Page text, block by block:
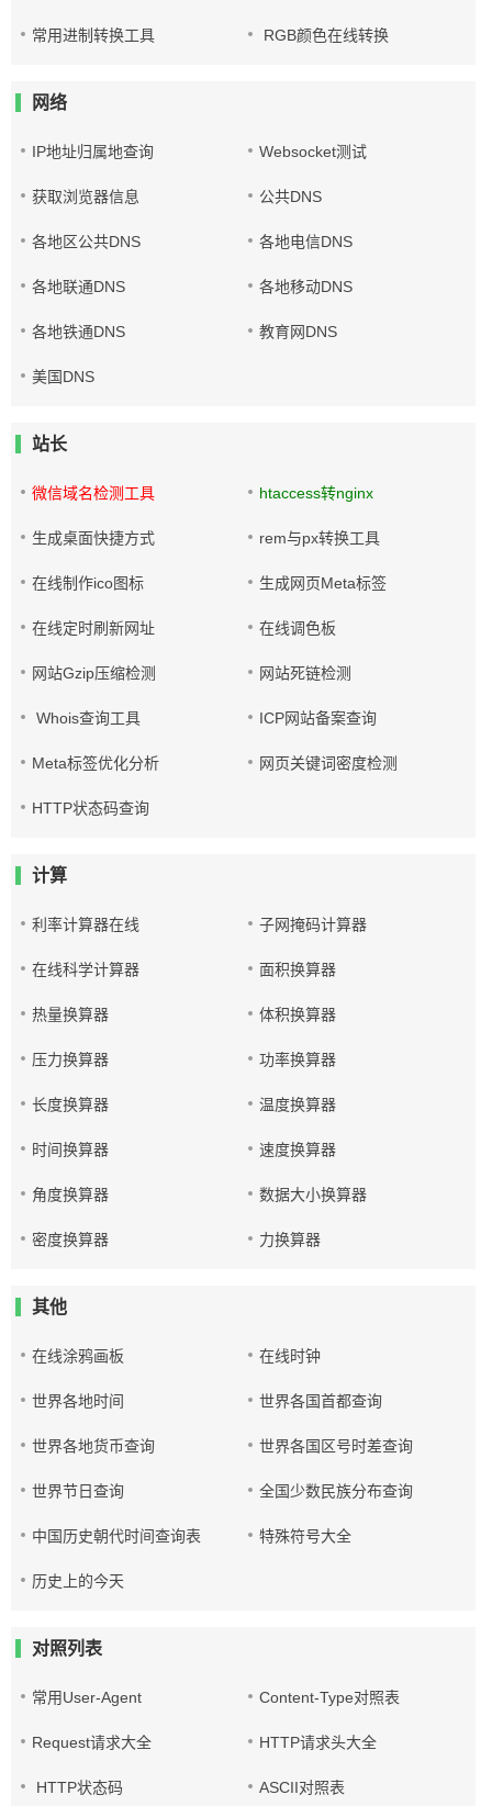
常用进制转换工具 RGB颜色在线转换
网络
IP地址归属地查询 Websocket测试
获取浏览器信息 公共DNS
各地区公共DNS 各地电信DNS
各地联通DNS 各地移动DNS
各地铁通DNS 教育网DNS
美国DNS
站长
微信域名检测工具 htaccess转nginx
生成桌面快捷方式 rem与px转换工具
在线制作ico图标 生成网页Meta标签
在线定时刷新网址 在线调色板
网站Gzip压缩检测 网站死链检测
Whois查询工具 ICP网站备案查询
Meta标签优化分析 网页关键词密度检测
HTTP状态码查询
计算
利率计算器在线 子网掩码计算器
在线科学计算器 面积换算器
热量换算器 体积换算器
压力换算器 功率换算器
长度换算器 温度换算器
时间换算器 速度换算器
角度换算器 数据大小换算器
密度换算器 力换算器
其他
在线涂鸦画板 在线时钟
世界各地时间 世界各国首都查询
世界各地货币查询 世界各国区号时差查询
世界节日查询 全国少数民族分布查询
中国历史朝代时间查询表 特殊符号大全
历史上的今天
对照列表
常用User-Agent Content-Type对照表
Request请求大全 HTTP请求头大全
HTTP状态码 ASCII对照表